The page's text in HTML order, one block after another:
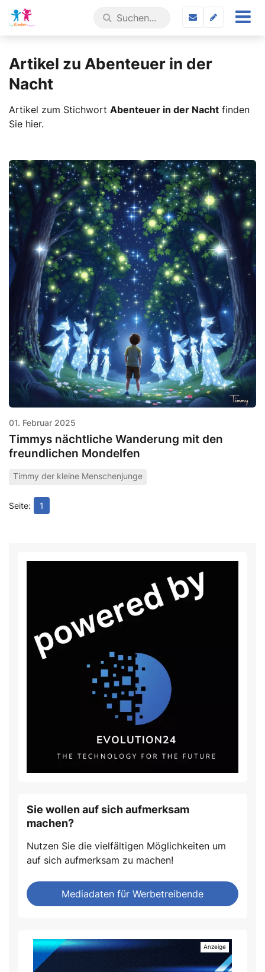
Artikel zu Abenteuer in der
Nacht
Artikel zum Stichwort Abenteuer in der Nacht finden
Sie hier.
01. Februar 2025
Timmys nächtliche Wanderung mit den
freundlichen Mondelfen
Timmy der kleine Menschenjunge
1
Sie wollen auf sich aufmerksam
machen?
Nutzen Sie die vielfältigen Möglichkeiten um
auf sich aufmerksam zu machen!
Mediadaten für Werbetreibende